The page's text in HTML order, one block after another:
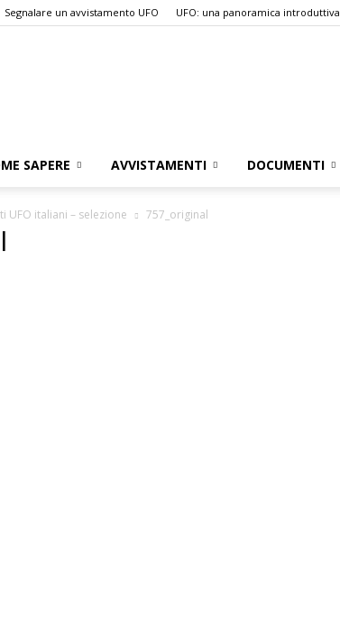
Segnalare un avvistamento UFO UFO: una panoramica introduttiva
SAPERE AVVISTAMENTI DOCUMENTI
UFO italiani – selezione 757_original